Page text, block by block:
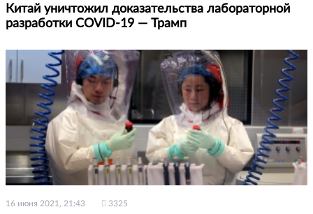
Китай уничтожил доказательства лабораторной
разработки COVID-19 — Трамп
16 июня 2021, 21:43 3325